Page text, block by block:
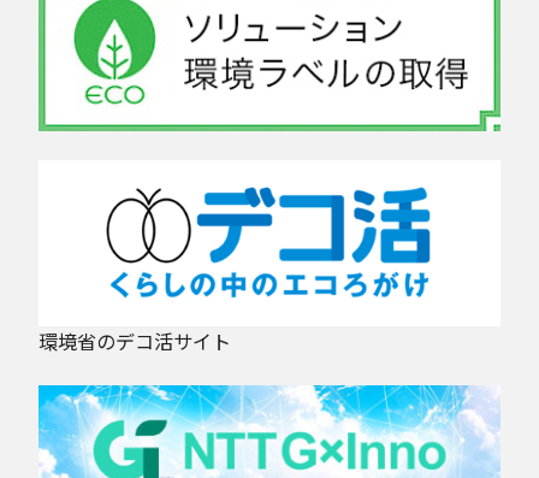
環境省のデコ活サイト